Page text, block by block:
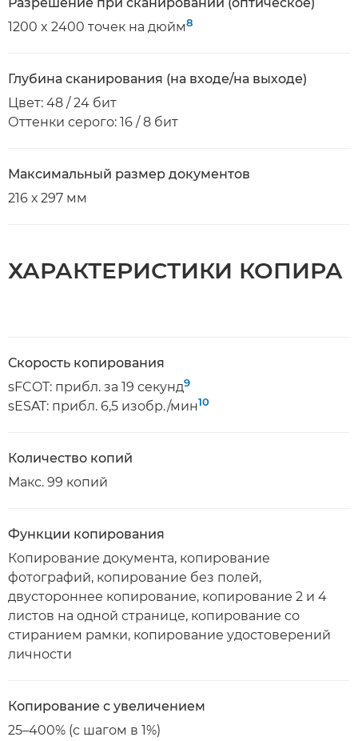
Разрешение при сканировании (оптическое)
1200 x 2400 точек на дюйм8
Глубина сканирования (на входе/на выходе)
Цвет: 48 / 24 бит
Оттенки серого: 16 / 8 бит
Максимальный размер документов
216 х 297 мм
ХАРАКТЕРИСТИКИ КОПИРА
Скорость копирования
sFCOT: прибл. за 19 секунд9
sESAT: прибл. 6,5 изобр./мин10
Количество копий
Макс. 99 копий
Функции копирования
Копирование документа, копирование
фотографий, копирование без полей,
двустороннее копирование, копирование 2 и 4
листов на одной странице, копирование со
стиранием рамки, копирование удостоверений
личности
Копирование с увеличением
25–400% (с шагом в 1%)